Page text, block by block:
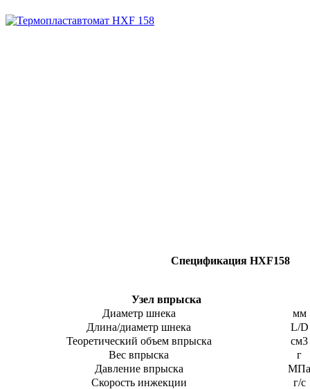
Спецификация HXF158
Узел впрыска
Диаметр шнека
мм
Длина/диаметр шнека
L/D
Теоретический объем впрыска
см3
Вес впрыска
г
Давление впрыска
МПа
Скорость инжекции
г/с